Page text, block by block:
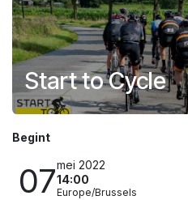
Start to Cycle
Begint
07mei 2022
14:00
Europe/Brussels